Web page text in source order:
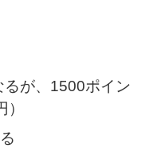
るが、1500ポイン